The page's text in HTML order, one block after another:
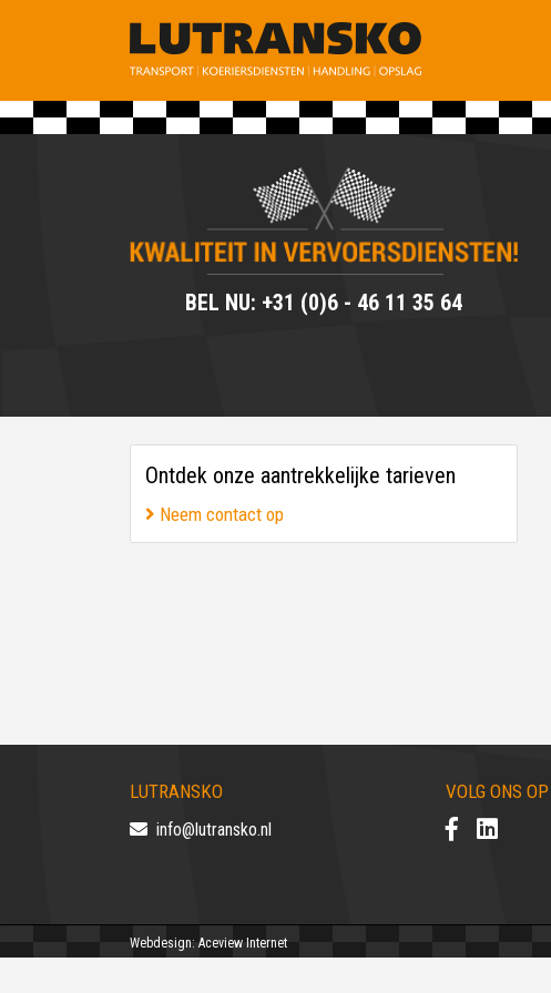
BEL NU: +31 (0)6 - 46 11 35 64
Ontdek onze aantrekkelijke tarieven
Neem contact op
LUTRANSKO
info@lutransko.nl
VOLG ONS OP
Webdesign: Aceview Internet